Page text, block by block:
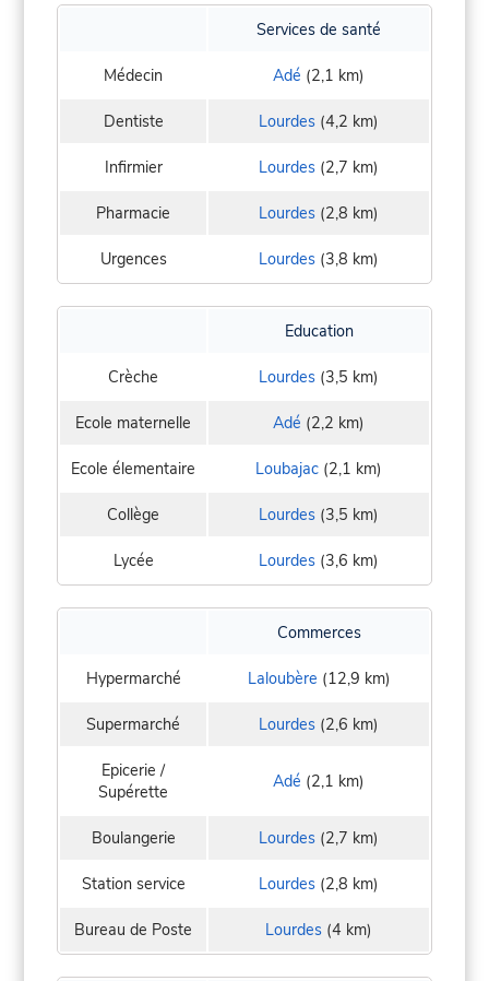
Services de santé
Médecin Adé (2,1 km)
Dentiste Lourdes (4,2 km)
Infirmier Lourdes (2,7 km)
Pharmacie Lourdes (2,8 km)
Urgences Lourdes (3,8 km)
Education
Crèche Lourdes (3,5 km)
Ecole maternelle Adé (2,2 km)
Ecole élementaire Loubajac (2,1 km)
Collège Lourdes (3,5 km)
Lycée Lourdes (3,6 km)
Commerces
Hypermarché Laloubère (12,9 km)
Supermarché Lourdes (2,6 km)
Epicerie /
Supérette
Adé (2,1 km)
Boulangerie Lourdes (2,7 km)
Station service Lourdes (2,8 km)
Bureau de Poste Lourdes (4 km)